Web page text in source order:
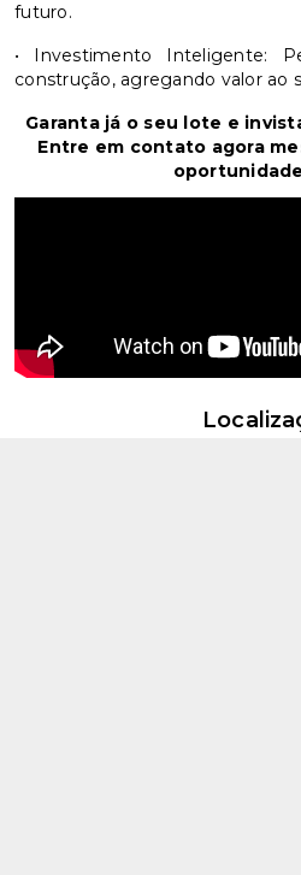
futuro.
• Investimento Inteligente:
construção, agregando valor ao
Garanta já o seu lote e
Entre em contato agora